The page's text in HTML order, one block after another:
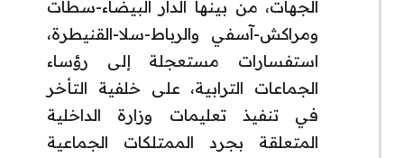
الجهات، من بينها الدار البيضاء-سطات
ومراكش-آسفي والرباط-سلا-القنيطرة،
استفسارات مستعجلة إلى رؤساء
الجماعات الترابية، على خلفية التأخر
في تنفيذ تعليمات وزارة الداخلية
المتعلقة بجرد الممتلكات الجماعية